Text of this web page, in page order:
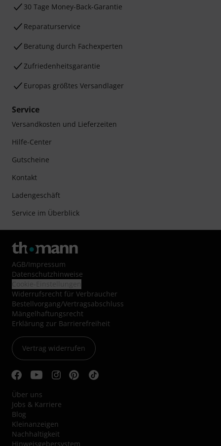
30 Tage Money-Back-Garantie
Reparaturservice
Beratung durch Fachexperten
Zufriedenheitsgarantie
Europas größtes Versandlager
Service
Versandkosten und Lieferzeiten
Hilfe-Center
Gutscheine
Kontakt
Ladengeschäft
Service im Überblick
AGB/Impressum
Datenschutzhinweise
Widerrufsrecht für Verbraucher
Bestellvorgang/Vertragsabschluss
Mängelhaftungsrecht
Erklärung zur Barrierefreiheit
Vertrag widerrufen
Über uns
Jobs & Karriere
Blog
Kleinanzeigen
Nachhaltigkeit
Hinweisgebersystem